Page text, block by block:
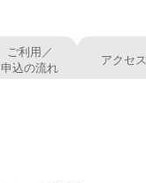
ご利用／
申込の流れ
アクセス